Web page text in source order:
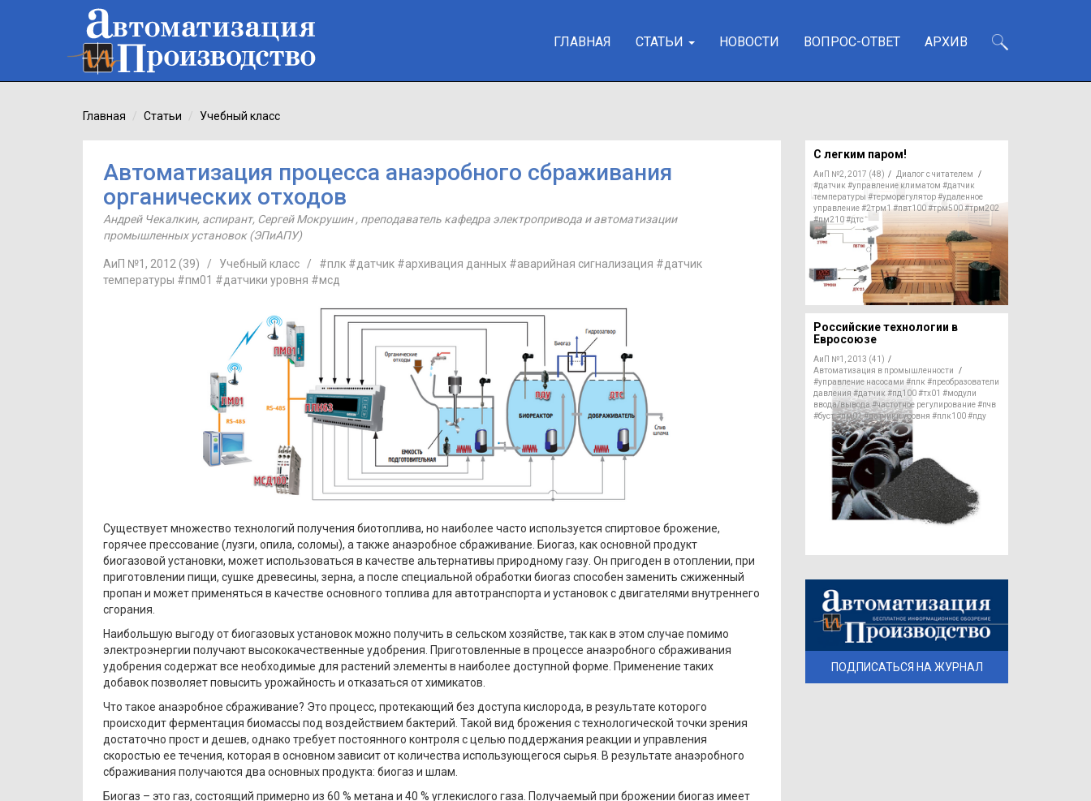
ГЛАВНАЯ СТАТЬИ НОВОСТИ ВОПРОС-ОТВЕТ АРХИВ
Главная Статьи Учебный класс
С легким паром!
АиП №2, 2017 (48) / Диалог с читателем /
#датчик #управление климатом #датчик
температуры #терморегулятор#удаленное
управление#2трм1 #пвт100#трм500#трм202
#пм210#дтс
Российские технологии в
Евросоюзе
АиП №1, 2013 (41) /
Автоматизация в промышленности /
#управление насосами #плк #преобразователи
давления #датчик #пд100#тх01 #модули
ввода/вывода #частотное регулирование#пчв
#буст#пм01#датчики уровня #плк100#пду
ПОДПИСАТЬСЯ НА ЖУРНАЛ
Автоматизация процесса анаэробного сбраживания
органических отходов
Андрей Чекалкин, аспирант, Сергей Мокрушин, преподаватель кафедра электропривода и автоматизации
промышленных установок (ЭПиАПУ)
АиП №1, 2012 (39) / Учебный класс / #плк #датчик #архивация данных #аварийная сигнализация #датчик
температуры #пм01 #датчики уровня #мсд
Существует множество технологий получения биотоплива, но наиболее часто используется спиртовое брожение,
горячее прессование (лузги, опила, соломы), а также анаэробное сбраживание. Биогаз, как основной продукт
биогазовой установки, может использоваться в качестве альтернативы природному газу. Он пригоден в отоплении, при
приготовлении пищи, сушке древесины, зерна, а после специальной обработки биогаз способен заменить сжиженный
пропан и может применяться в качестве основного топлива для автотранспорта и установок с двигателями внутреннего
сгорания.
Наибольшую выгоду от биогазовых установок можно получить в сельском хозяйстве, так как в этом случае помимо
электроэнергии получают высококачественные удобрения. Приготовленные в процессе анаэробного сбраживания
удобрения содержат все необходимые для растений элементы в наиболее доступной форме. Применение таких
добавок позволяет повысить урожайность и отказаться от химикатов.
Что такое анаэробное сбраживание? Это процесс, протекающий без доступа кислорода, в результате которого
происходит ферментация биомассы под воздействием бактерий. Такой вид брожения с технологической точки зрения
достаточно прост и дешев, однако требует постоянного контроля с целью поддержания реакции и управления
скоростью ее течения, которая в основном зависит от количества использующегося сырья. В результате анаэробного
сбраживания получаются два основных продукта: биогаз и шлам.
Биогаз – это газ, состоящий примерно из 60 % метана и 40 % углекислого газа. Получаемый при брожении биогаз имеет